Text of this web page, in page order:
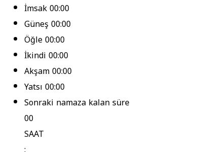
İmsak00:00
Güneş00:00
Öğle00:00
İkindi00:00
Akşam00:00
Yatsı00:00
Sonraki namaza kalan süre
00
SAAT